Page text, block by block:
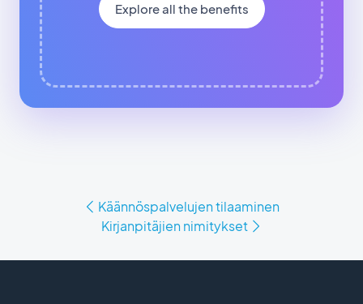
Explore all the benefits
Käännöspalvelujen tilaaminen
Kirjanpitäjien nimitykset